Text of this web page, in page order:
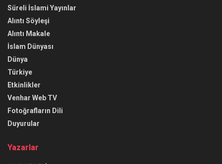
Süreli İslami Yayınlar
Alıntı Söyleşi
Alıntı Makale
İslam Dünyası
Dünya
Türkiye
Etkinlikler
Venhar Web TV
Fotoğrafların Dili
Duyurular
Yazarlar